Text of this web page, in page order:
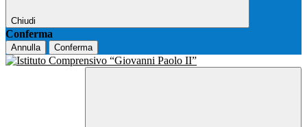
Chiudi
Conferma
Annulla Conferma